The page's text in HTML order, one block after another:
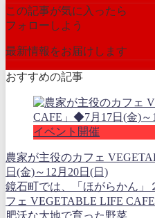
この記事が気に入ったら
フォローしよう
最新情報をお届けします
おすすめの記事
イベント開催
農家が主役のカフェ
日(金)～12月20日(日)
鏡石町では、「ほがらかん」
フェ VEGETABLE LIFE
肥沃な大地で育った野菜...